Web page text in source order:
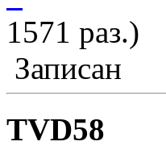
1571 раз.)
Записан
TVD58